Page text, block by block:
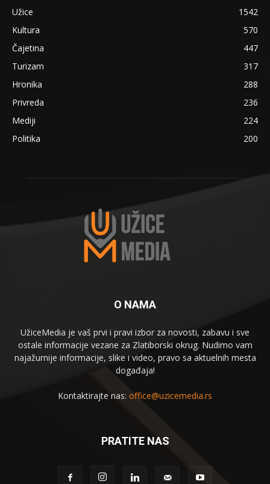
Užice
1542
Kultura
570
Čajetina
447
Turizam
317
Hronika
288
Privreda
236
Mediji
224
Politika
200
O NAMA
UžiceMedia je vaš prvi i pravi izbor za novosti, zabavu i sve
ostale informacije vezane za Zlatiborski okrug. Nudimo vam
najažurnije informacije, slike i video, pravo sa aktuelnih mesta
događaja!
Kontaktirajte nas: office@uzicemedia.rs
PRATITE NAS